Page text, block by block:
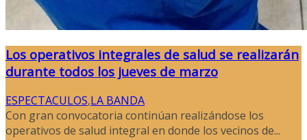
Los operativos integrales de salud se realizarán
durante todos los jueves de marzo
ESPECTACULOS,LA BANDA
Con gran convocatoria continúan realizándose los
operativos de salud integral en donde los vecinos de...